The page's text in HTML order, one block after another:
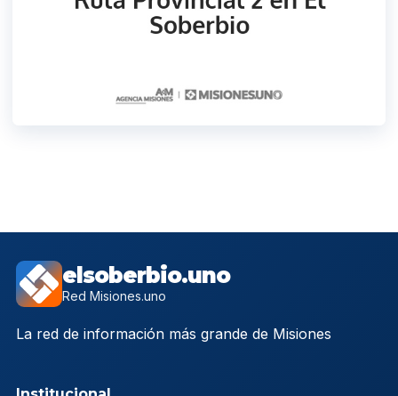
elsoberbio.uno
Red Misiones.uno
La red de información más grande de Misiones